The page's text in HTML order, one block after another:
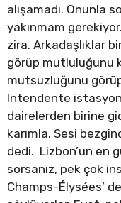
alışamadı. Onunla
yakınmam
zira. Arkadaşlıklar
görüp mutluluğunu
mutsuzluğunu
Intendente
dairelerden birine
karımla. Sesi
dedi. Lizbon’un en
sorsanız, pek çok
Champs-Élysées’